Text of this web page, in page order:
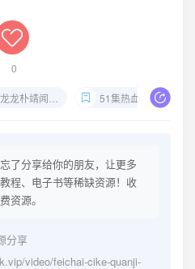
0
龙朴靖闻短剧 51集热血短剧网盘
了分享给你的朋友，让更多
程、电子书等稀缺资源！收
资源。
分享
video/feichai-cike-quanji-